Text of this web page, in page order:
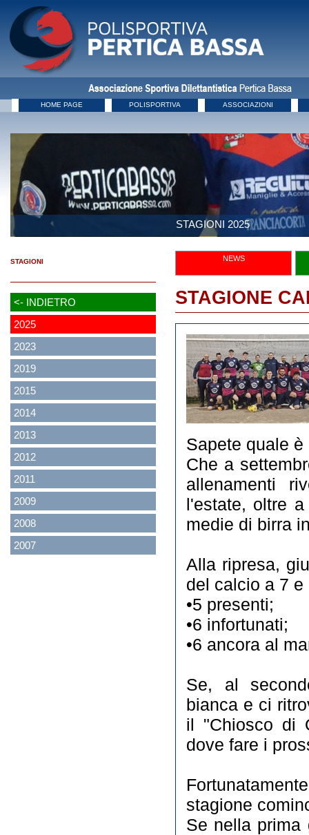
HOME PAGE POLISPORTIVA ASSOCIAZIONI
STAGIONI 2025
STAGIONI
<- INDIETRO
2025
2023
2019
2015
2014
2013
2012
2011
2009
2008
2007
NEWS
STAGIONE
Sapete quale
Che a
allenamenti
l'estate, oltre
medie di birra
Alla ripresa,
del calcio a 7
•5 presenti;
•6 infortunati;
•6 ancora al
Se, al
bianca e ci
il "Chiosco di
dove fare i
stagione
Se nella prima